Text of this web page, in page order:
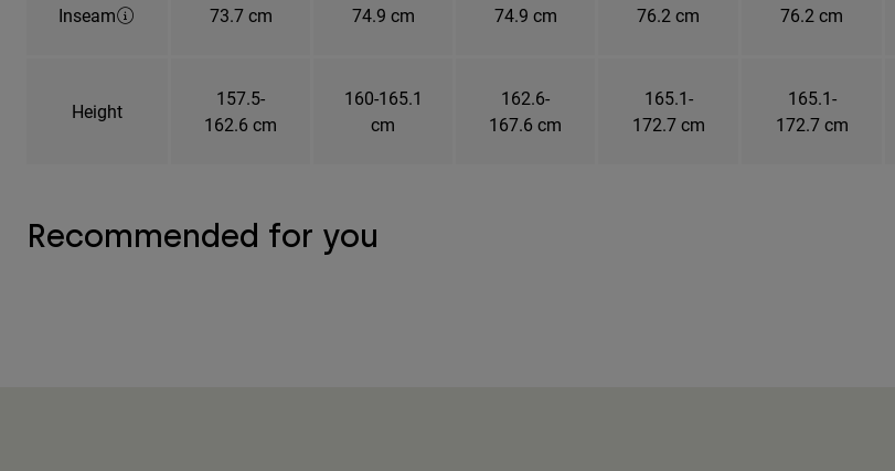
Inseam 73.7 cm 74.9 cm 74.9 cm 76.2 cm 76.2 cm
Height
157.5-
162.6 cm
160-165.1
cm
162.6-
167.6 cm
165.1-
172.7 cm
165.1-
172.7 cm
Recommended for you